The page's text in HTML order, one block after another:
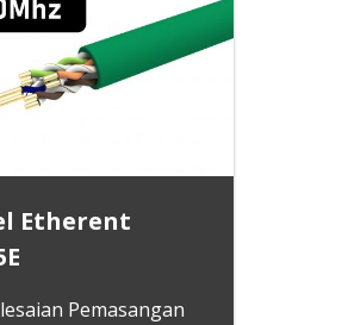
Etherent
Pemasangan